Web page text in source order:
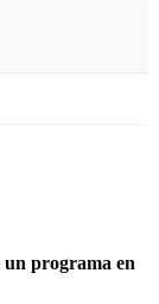
programa en